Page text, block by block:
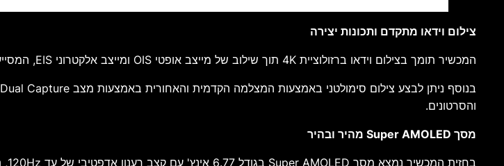
צילום וידאו מתקדם ותכונות יצירה
המכשיר תומך בצילום וידאו ברזולוציית 4K תוך שילוב של מייצב אופטי OIS ומייצב אלקטרוני EIS, המסייעים להפיק סרטונים יציבים יותר גם בזמן תנועה.
והסרטונים.
מסך Super AMOLED מהיר ובהיר
בחזית המכשיר נמצא מסך Super AMOLED בגודל 6.77 אינץ' עם קצב רענון אדפטיבי של עד 120Hz, תמיכה ב־HDR10+, בהירות שיא של עד 2,000 ניט וקצב דגימת מגע של 1,000Hz.